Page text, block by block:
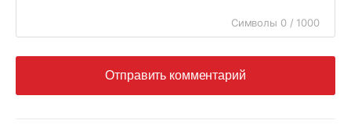
Символы 0 / 1000
Отправить комментарий